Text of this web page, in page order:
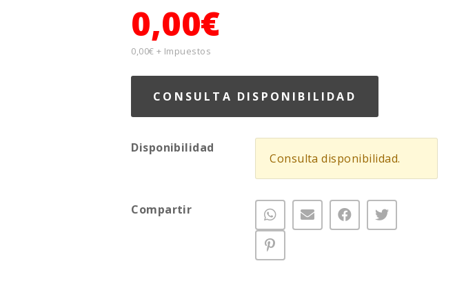
0,00€
0,00€ + Impuestos
CONSULTA DISPONIBILIDAD
Disponibilidad
Consulta disponibilidad.
Compartir